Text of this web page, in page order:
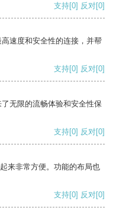
支持[0] 反对[0]
速度和安全性的连接，并帮
支持[0] 反对[0]
无限的流畅体验和安全性保
支持[0] 反对[0]
来非常方便。功能的布局也
支持[0] 反对[0]